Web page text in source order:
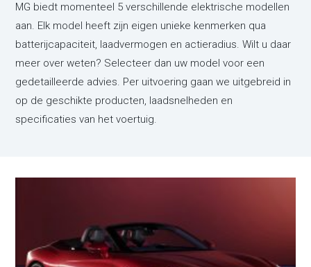
MG biedt momenteel 5 verschillende elektrische modellen
aan. Elk model heeft zijn eigen unieke kenmerken qua
batterijcapaciteit, laadvermogen en actieradius. Wilt u daar
meer over weten? Selecteer dan uw model voor een
gedetailleerde advies. Per uitvoering gaan we uitgebreid in
op de geschikte producten, laadsnelheden en
specificaties van het voertuig.